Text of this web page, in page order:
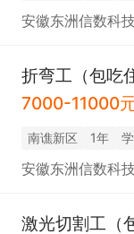
安徽东洲信数科
折弯工（包吃
7000-11000
南谯新区 1年
安徽东洲信数科
激光切割工（